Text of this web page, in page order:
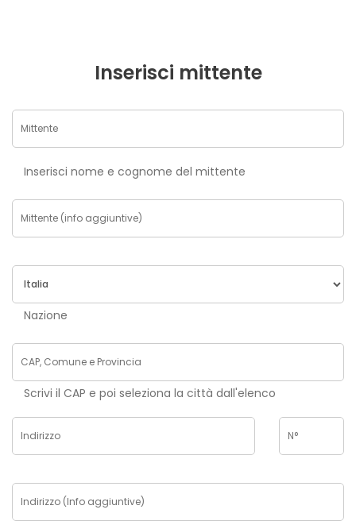
Inserisci mittente
Inserisci nome e cognome del mittente
Nazione
Scrivi il CAP e poi seleziona la città dall'elenco